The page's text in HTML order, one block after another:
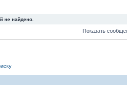
не найдено.
Показать